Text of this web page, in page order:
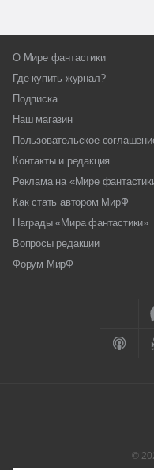
О Мире фантастики
Где купить журнал?
Подписка
Наш магазин
Пользовательское
Контакты и редакция
Реклама на «Мире
Как стать автором МирФ
Награды «Мира фантастики»
Вопросы редакции
Форум МирФ
©